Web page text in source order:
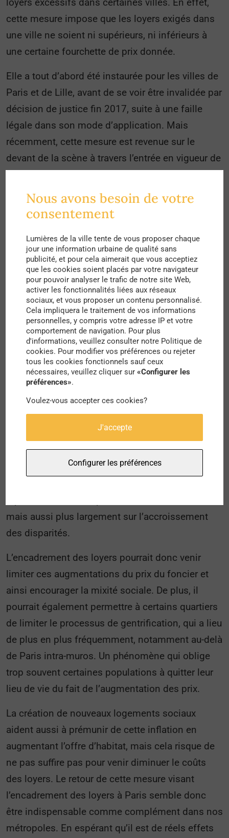
cette mesure impose que les loyers exigés dans
une ville ne soient ni supérieurs, ni inférieurs à
une certaine fourchette de prix donnée.
Elle a tout d’abord été instaurée pour les villes de
Paris et de Lille, avant de se voir être invalidée par
décision de justice fin 2017, suite à une faille
légale dans son mode d’application. Mais
récemment, cette mesure est revenue sur le
devant de la scène à travers l’entrée en vigueur de
possibilité aux agglomérations volontaires,
comme Paris, ainsi que les métropoles de Lyon et
loyers. Les agglomérations concernées pourront
donc remettre en place cette mesure à titre
expérimental sur une période de 5 ans.
Mais qu’apporte l’encadrement des
loyers aux villes? Quels sont ses
intérêts?
Depuis le 1er juillet 2019, l’encadrement des
loyers est de retour dans la capitale. Outre ses
ambitions de limiter la spéculation immobilière,
les questionnements autour des phénomènes de
gentrification et de mixité sociale refont surface.
En effet, les inégalités entre les quartiers, les
communes, les départements et les habitants ne
mais aussi plus largement sur l’accroissement
des disparités.
L’encadrement des loyers pourrait donc venir
limiter ces augmentations du prix du foncier et
ainsi encourager la mixité sociale. De plus, il
pourrait également permettre à certains quartiers
de limiter le processus de gentrification, qui a lieu
de plus en plus fréquemment, notamment au-delà
de Paris intra-muros. Un phénomène qui oblige
trop souvent certaines populations à quitter leur
lieu de vie du fait de l’augmentation des prix.
La création de nouveaux logements sociaux
aident aussi à prémunir de cette inflation en
augmentant l’offre d’habitat, mais cela risque de
ne pas suffire pas pour venir diminuer le coûts
des loyers. Le retour de cette mesure visant
l’encadrement des loyers à Paris semble donc
être indispensable comme complément dans nos
métropoles. En espérant qu’il est de réels effets
Nous avons besoin de votre
consentement
Lumières de la ville tente de vous proposer chaque
jour une information urbaine de qualité sans
publicité, et pour cela aimerait que vous acceptiez
que les cookies soient placés par votre navigateur
pour pouvoir analyser le trafic de notre site Web,
activer les fonctionnalités liées aux réseaux
sociaux, et vous proposer un contenu personnalisé.
Cela impliquera le traitement de vos informations
personnelles, y compris votre adresse IP et votre
comportement de navigation. Pour plus
d'informations, veuillez consulter notre Politique de
cookies. Pour modifier vos préférences ou rejeter
tous les cookies fonctionnels sauf ceux
nécessaires, veuillez cliquer sur«Configurer les
préférences».
Voulez-vous accepter ces cookies?
J'accepte
Configurer les préférences